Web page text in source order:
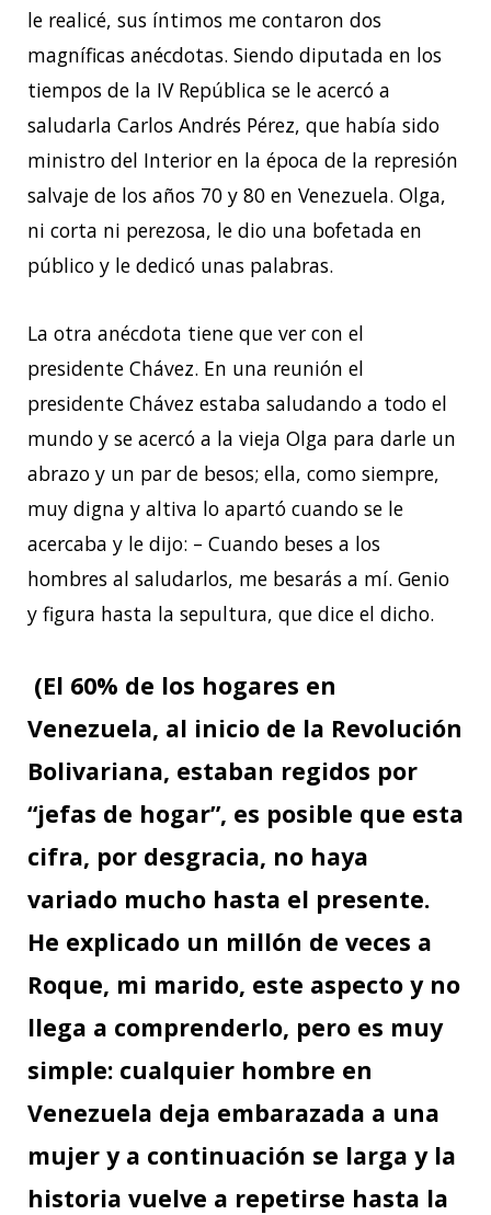
le realicé, sus íntimos me contaron dos
magníficas anécdotas. Siendo diputada en los
tiempos de la IV República se le acercó a
saludarla Carlos Andrés Pérez, que había sido
ministro del Interior en la época de la represión
salvaje de los años 70 y 80 en Venezuela. Olga,
ni corta ni perezosa, le dio una bofetada en
público y le dedicó unas palabras.
La otra anécdota tiene que ver con el
presidente Chávez. En una reunión el
presidente Chávez estaba saludando a todo el
mundo y se acercó a la vieja Olga para darle un
abrazo y un par de besos; ella, como siempre,
muy digna y altiva lo apartó cuando se le
acercaba y le dijo: – Cuando beses a los
hombres al saludarlos, me besarás a mí. Genio
y figura hasta la sepultura, que dice el dicho.
(El 60% de los hogares en
Venezuela, al inicio de la Revolución
Bolivariana, estaban regidos por
“jefas de hogar”, es posible que esta
cifra, por desgracia, no haya
variado mucho hasta el presente.
He explicado un millón de veces a
Roque, mi marido, este aspecto y no
llega a comprenderlo, pero es muy
simple: cualquier hombre en
Venezuela deja embarazada a una
mujer y a continuación se larga y la
historia vuelve a repetirse hasta la